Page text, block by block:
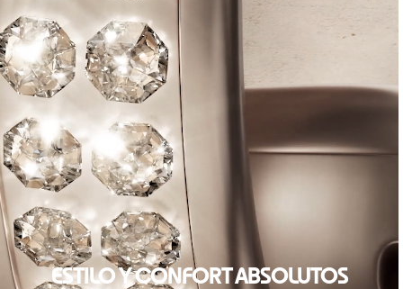
ESTILO Y CONFORT ABSOLUTOS